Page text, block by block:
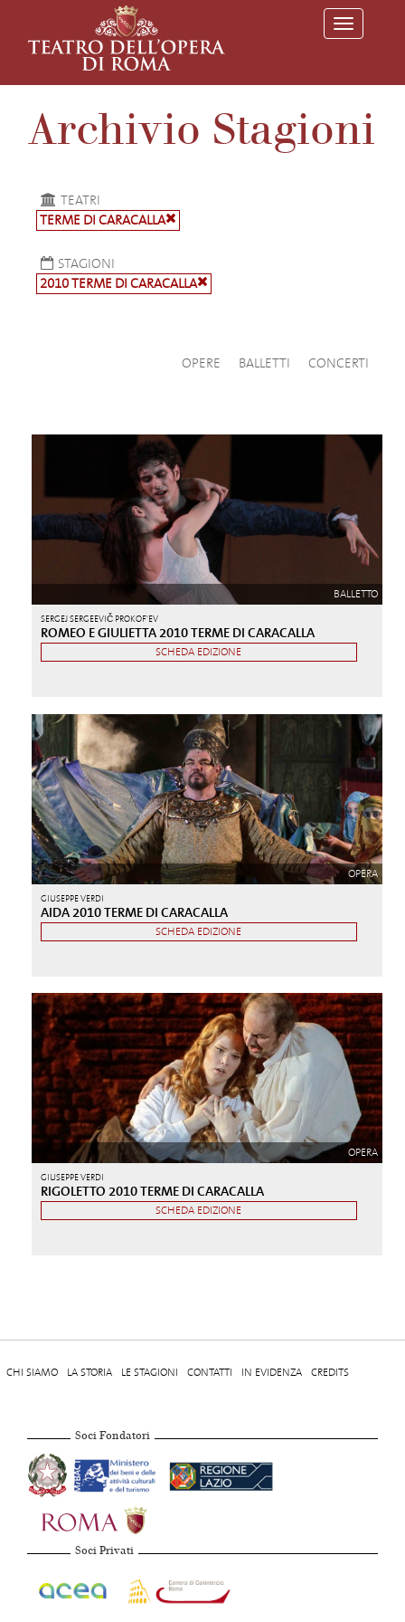
T
o
l
a
v
Archivio Stagioni
TEATRI
TERME DI CARACALLA
STAGIONI
2010 TERME DI CARACALLA
OPERE BALLETTI CONCERTI
BALLETTO
SERGEJ SERGEEVIČ PROKOF'EV
ROMEO E GIULIETTA 2010 TERME DI CARACALLA
SCHEDA EDIZIONE
OPERA
GIUSEPPE VERDI
AIDA 2010 TERME DI CARACALLA
SCHEDA EDIZIONE
OPERA
GIUSEPPE VERDI
RIGOLETTO 2010 TERME DI CARACALLA
SCHEDA EDIZIONE
CHI SIAMO LA STORIA LE STAGIONI CONTATTI IN EVIDENZA CREDITS
Soci Fondatori
Soci Privati